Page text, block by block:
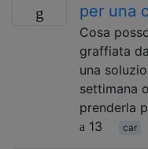
per una
Cosa
graffiata
una
settimana
prenderla
13
car